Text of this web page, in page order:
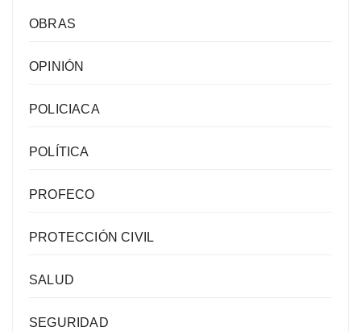
OBRAS
OPINIÓN
POLICIACA
POLÍTICA
PROFECO
PROTECCIÓN CIVIL
SALUD
SEGURIDAD